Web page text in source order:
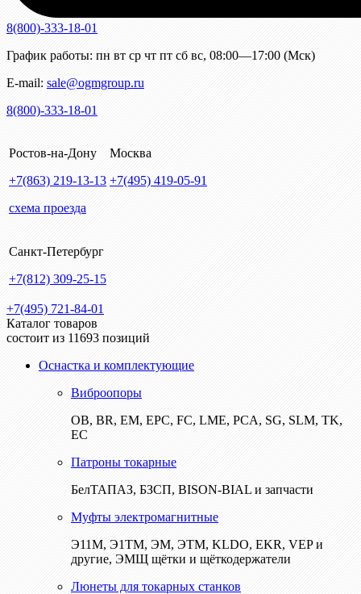
8(800)-333-18-01
График работы: пн вт ср чт пт сб вс, 08:00—17:00 (Мск)
E-mail: sale@ogmgroup.ru
8(800)-333-18-01
Ростов-на-Дону
+7(863) 219-13-13
схема проезда
Москва
+7(495) 419-05-91
Санкт-Петербург
+7(812) 309-25-15
+7(495) 721-84-01
Каталог товаров
состоит из 11693 позиций
Оснастка и комплектующие
Виброопоры
ОВ, BR, EM, EPC, FC, LME, PCA, SG, SLM, TK,
EC
Патроны токарные
БелТАПАЗ, БЗСП, BISON-BIAL и запчасти
Муфты электромагнитные
Э11М, Э1ТМ, ЭМ, ЭТМ, KLDO, EKR, VEP и
другие, ЭМЩ щётки и щёткодержатели
Люнеты для токарных станков